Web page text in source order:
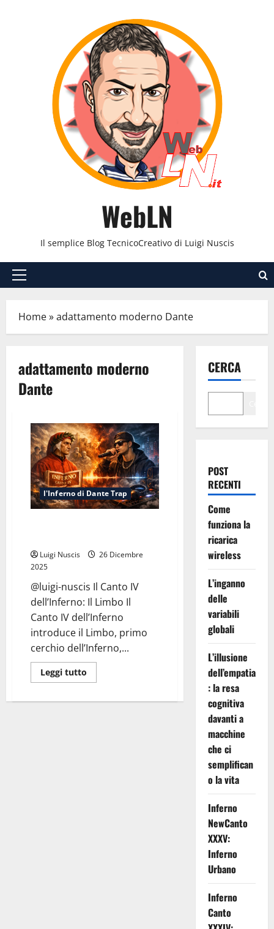
WebLN
Il semplice Blog TecnicoCreativo di Luigi Nuscis
Menu
Home»adattamento moderno Dante
adattamento moderno
Dante
l'Inferno di Dante Trap
Luigi Nuscis
26 Dicembre
2025
@luigi-nuscis Il Canto IV
dell’Inferno: Il Limbo Il
Canto IV dell’Inferno
introduce il Limbo, primo
cerchio dell’Inferno,...
Leggi tutto
di
Inferno
CERCA
POST
RECENTI
Come
funziona la
ricarica
wireless
L’inganno
delle
variabili
globali
L’illusione
dell’empatia
: la resa
cognitiva
davanti a
macchine
che ci
semplifican
o la vita
Inferno
NewCanto
XXXV:
Inferno
Urbano
Inferno
Canto